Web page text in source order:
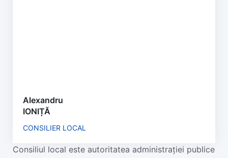
Alexandru
IONIȚĂ
CONSILIER LOCAL
Consiliul local este autoritatea administrației publice